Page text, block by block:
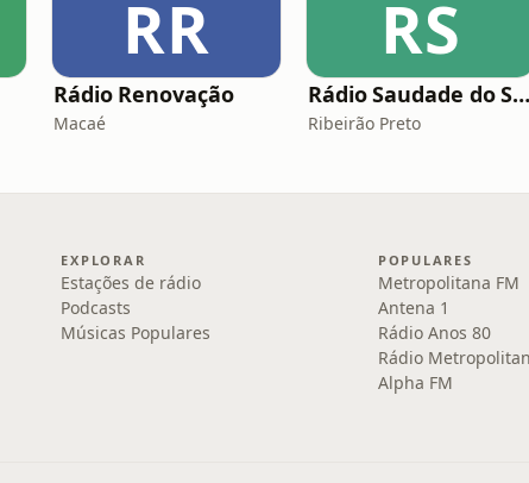
RR
Rádio Renovação
Macaé
RS
Rádio Saudade do Sertão
Ribeirão Preto
EXPLORAR
Estações de rádio
Podcasts
Músicas Populares
POPULARES
Metropolitana FM
Antena 1
Rádio Anos 80
Rádio
Alpha FM